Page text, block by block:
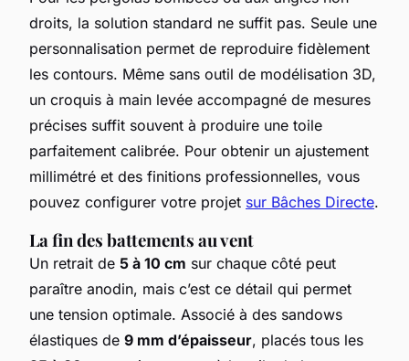
droits, la solution standard ne suffit pas. Seule une
personnalisation permet de reproduire fidèlement
les contours. Même sans outil de modélisation 3D,
un croquis à main levée accompagné de mesures
précises suffit souvent à produire une toile
parfaitement calibrée. Pour obtenir un ajustement
millimétré et des finitions professionnelles, vous
pouvez configurer votre projet sur Bâches Directe.
La fin des battements au vent
Un retrait de 5 à 10 cm sur chaque côté peut
paraître anodin, mais c’est ce détail qui permet
une tension optimale. Associé à des sandows
élastiques de 9 mm d’épaisseur, placés tous les